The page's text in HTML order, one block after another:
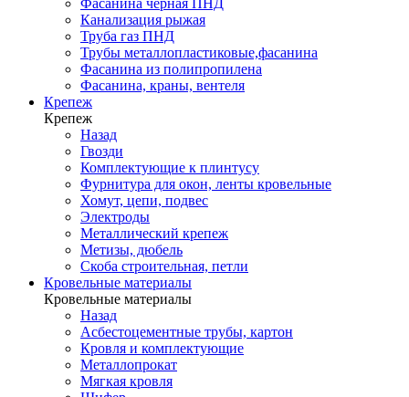
Фасанина черная ПНД
Канализация рыжая
Труба газ ПНД
Трубы металлопластиковые,фасанина
Фасанина из полипропилена
Фасанина, краны, вентеля
Крепеж
Крепеж
Назад
Гвозди
Комплектующие к плинтусу
Фурнитура для окон, ленты кровельные
Хомут, цепи, подвес
Электроды
Металлический крепеж
Метизы, дюбель
Скоба строительная, петли
Кровельные материалы
Кровельные материалы
Назад
Асбестоцементные трубы, картон
Кровля и комплектующие
Металлопрокат
Мягкая кровля